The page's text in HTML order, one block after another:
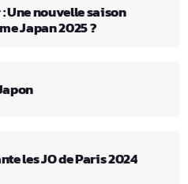
Une nouvelle saison
Japan 2025 ?
les JO de Paris 2024